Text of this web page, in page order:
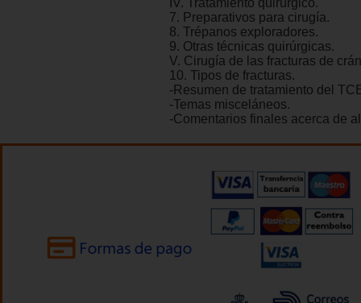
IV. Tratamiento quirúrgico.
7. Preparativos para cirugía.
8. Trépanos exploradores.
9. Otras técnicas quirúrgicas.
V. Cirugía de las fracturas de
10. Tipos de fracturas.
-Resumen de tratamiento del
-Temas misceláneos.
-Comentarios finales acerca de